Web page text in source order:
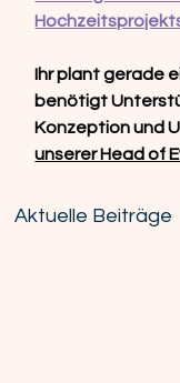
Ihr plant gerade
benötigt
Konzeption und
unserer Head of
Aktuelle Beiträge